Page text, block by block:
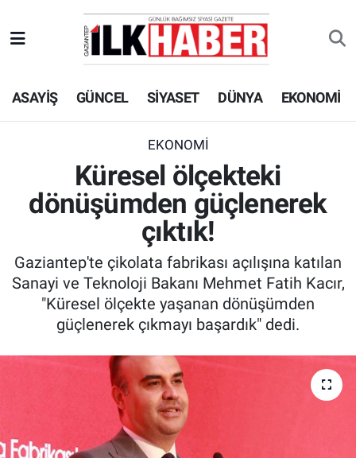
ASAYİŞ GÜNCEL SİYASET DÜNYA EKONOMİ
EKONOMİ
Küresel ölçekteki
dönüşümden güçlenerek
çıktık!
Gaziantep'te çikolata fabrikası açılışına katılan
Sanayi ve Teknoloji Bakanı Mehmet Fatih Kacır,
"Küresel ölçekte yaşanan dönüşümden
güçlenerek çıkmayı başardık" dedi.
EKONOMİ
SİYASET
SPOR
TEKNOLOJİ
ASAYİŞ
EĞİTİM
Beyoğlu Hava Durumu
Beyoğlu Trafik Yoğunluk Haritası
Süper Lig Puan Durumu ve Fikstür
Tüm Manşetler
Son Dakika Haberleri
Haber Arşivi